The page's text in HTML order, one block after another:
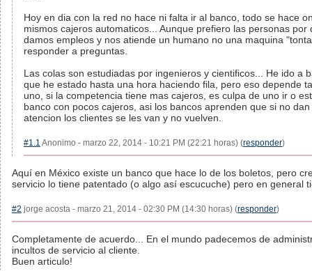
Hoy en dia con la red no hace ni falta ir al banco, todo se hace
mismos cajeros automaticos... Aunque prefiero las personas por
damos empleos y nos atiende un humano no una maquina
responder a preguntas.
Las colas son estudiadas por ingenieros y cientificos... He ido a
que he estado hasta una hora haciendo fila, pero eso depende
uno, si la competencia tiene mas cajeros, es culpa de uno ir o
banco con pocos cajeros, asi los bancos aprenden que si no
atencion los clientes se les van y no vuelven.
#1.1 Anonimo - marzo 22, 2014 - 10:21 PM (22:21 horas) (responder)
Aquí en México existe un banco que hace lo de los boletos, pero
servicio lo tiene patentado (o algo así escucuche) pero en general
#2 jorge acosta - marzo 21, 2014 - 02:30 PM (14:30 horas) (responder)
Completamente de acuerdo... En el mundo padecemos de
incultos de servicio al cliente.
Buen articulo!